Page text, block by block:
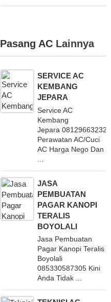
Pasang AC Lainnya
SERVICE AC
KEMBANG
JEPARA
Service AC
Kembang
Jepara
Perawatan AC/Cuci
AC Harga Nego Dan
JASA
PEMBUATAN
PAGAR KANOPI
TERALIS
BOYOLALI
Jasa Pembuatan
Pagar Kanopi Teralis
Boyolali
085330587305 Kini
Anda Tidak ...